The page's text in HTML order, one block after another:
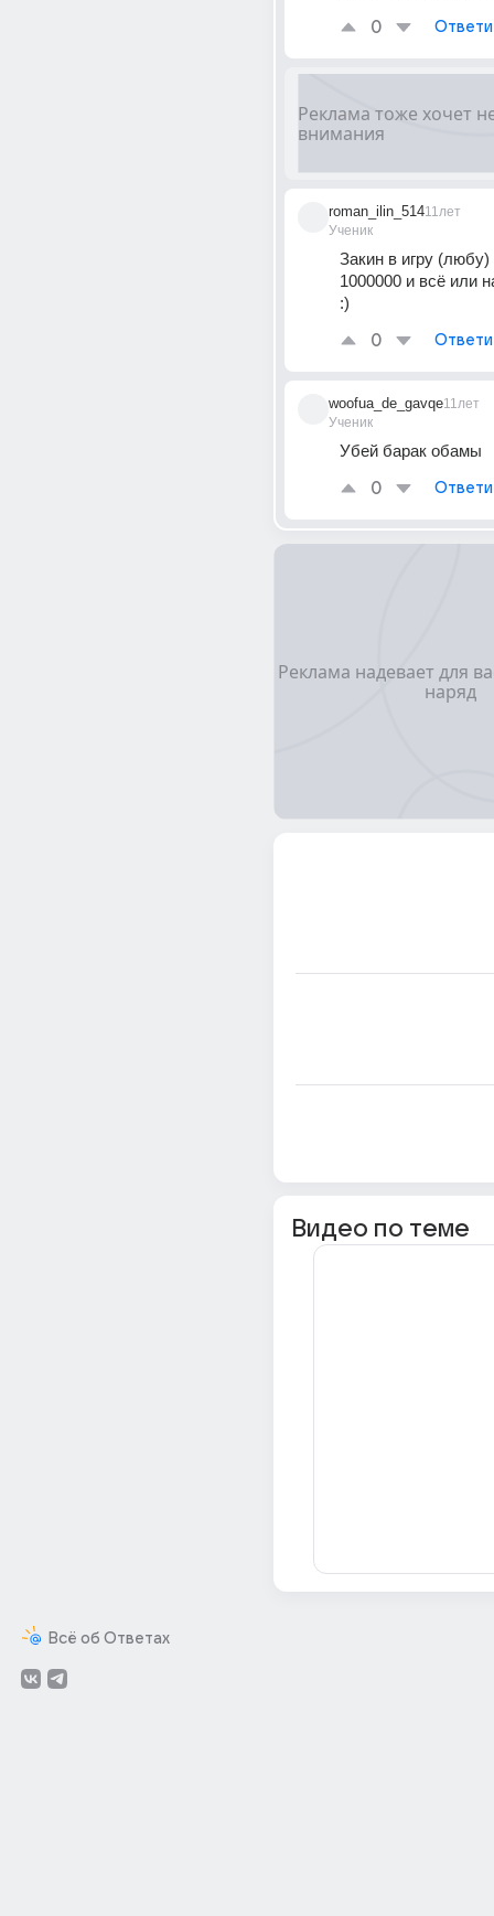
Всё об Ответах
0
roman_ilin_514
Ученик
11лет
Закин в игру (любу)
1000000 и всё или
:)
0
woofua_de_gavqe
Ученик
11лет
Убей барак обамы
0
Видео по теме